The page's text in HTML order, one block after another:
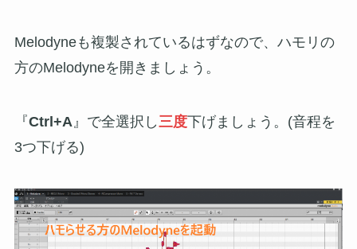
Melodyneも複製されているはずなので、ハモリの
方のMelodyneを開きましょう。
『Ctrl+A』で全選択し三度下げましょう。(音程を
3つ下げる)